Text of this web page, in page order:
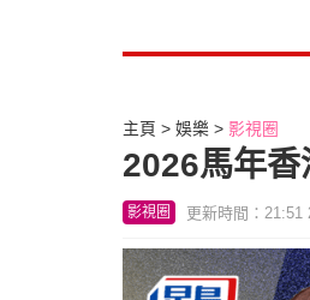
主頁 娛樂 影視圈
2026馬年
影視圈 更新時間：21:51